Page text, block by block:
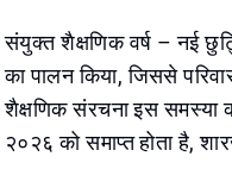
संयुक्त शैक्षणिक वर्ष – नई
का पालन किया, जिससे
शैक्षणिक संरचना इस
२०२६ को समाप्त होता है,